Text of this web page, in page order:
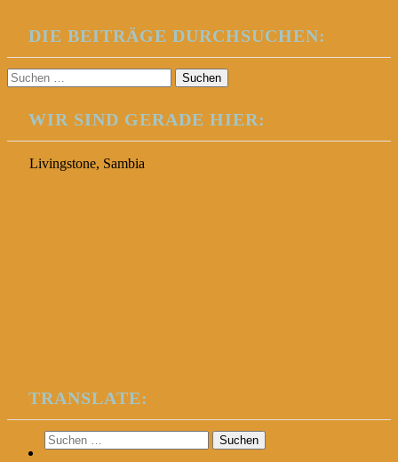
DIE BEITRÄGE DURCHSUCHEN:
Suchen
nach:
WIR SIND GERADE HIER:
Livingstone, Sambia
TRANSLATE:
Suchen
nach: